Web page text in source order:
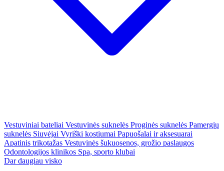
Vestuviniai bateliai Vestuvinės suknelės Proginės suknelės Pamergių
suknelės Siuvėjai Vyriški kostiumai Papuošalai ir aksesuarai
Apatinis trikotažas Vestuvinės šukuosenos, grožio paslaugos
Odontologijos klinikos Spa, sporto klubai
Dar daugiau visko